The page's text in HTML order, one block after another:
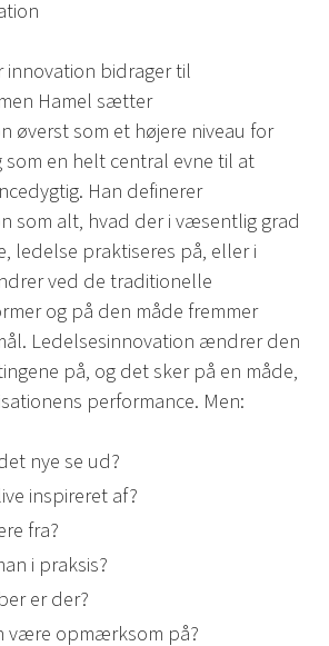
innovation bidrager til
Hamel sætter
øverst som et højere niveau for
en helt central evne til at
Han definerer
som alt, hvad der i væsentlig grad
ledelse praktiseres på, eller i
ved de traditionelle
og på den måde fremmer
Ledelsesinnovation ændrer den
på, og det sker på en måde,
performance. Men:
nye se ud?
inspireret af?
fra?
i praksis?
er der?
være opmærksom på?